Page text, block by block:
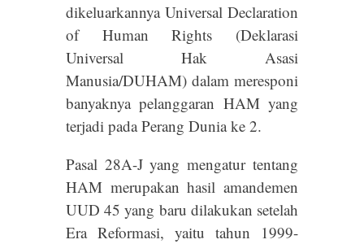
dikeluarkannya Universal Declaration
of Human Rights (Deklarasi
Universal Hak Asasi
Manusia/DUHAM) dalam meresponi
banyaknya pelanggaran HAM yang
terjadi pada Perang Dunia ke 2.
Pasal 28A-J yang mengatur tentang
HAM merupakan hasil amandemen
UUD 45 yang baru dilakukan setelah
Era Reformasi, yaitu tahun 1999-